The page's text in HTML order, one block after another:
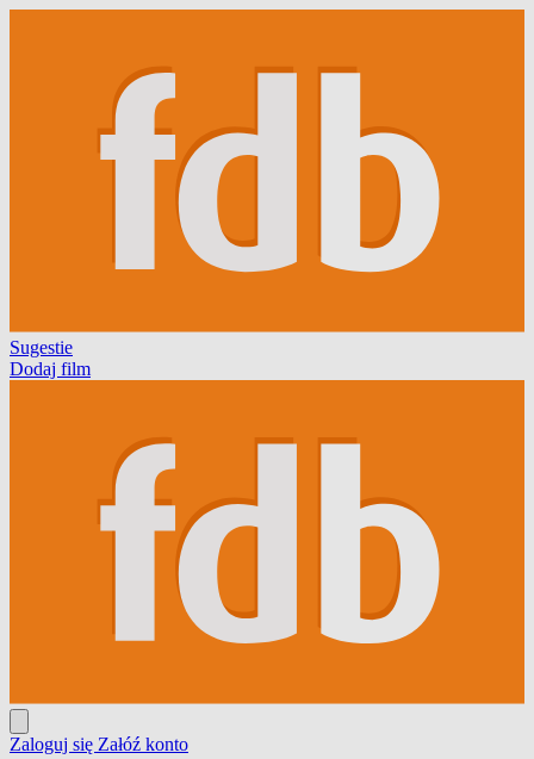
Sugestie
Dodaj film
Zaloguj się Załóź konto